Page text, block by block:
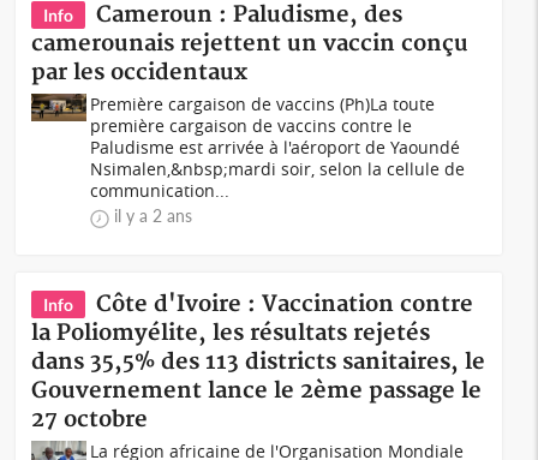
Info
Cameroun : Paludisme, des
camerounais rejettent un vaccin conçu
par les occidentaux
Première cargaison de vaccins (Ph)La toute
première cargaison de vaccins contre le
Paludisme est arrivée à l'aéroport de Yaoundé
Nsimalen,&nbsp;mardi soir, selon la cellule de
communication...
il y a 2 ans
Info
Côte d'Ivoire : Vaccination contre
la Poliomyélite, les résultats rejetés
dans 35,5% des 113 districts sanitaires, le
Gouvernement lance le 2ème passage le
27 octobre
La région africaine de l'Organisation Mondiale